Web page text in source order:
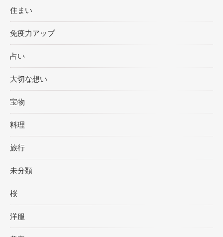
住まい
免疫力アップ
占い
大切な想い
宝物
料理
旅行
未分類
桜
洋服